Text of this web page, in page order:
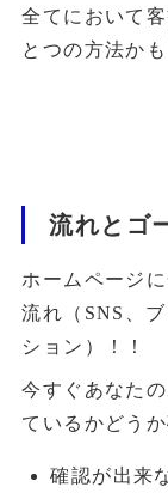
全てにおいて
とつの方法か
流れとゴ
ホームページ
流れ（SNS、
ション）！！
今すぐあなた
ているかどう
確認が出来